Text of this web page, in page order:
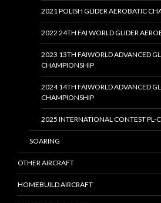
2021 POLISH GLIDER AEROBATIC
2022 24TH FAI WORLD GLIDER
2023 13TH FAIWORLD ADVANCED
CHAMPIONSHIP
2024 14TH FAIWORLD ADVANCED
CHAMPIONSHIP
2025 INTERNATIONAL CONTEST PL-
SOARING
OTHER AIRCRAFT
HOMEBUILD AIRCRAFT